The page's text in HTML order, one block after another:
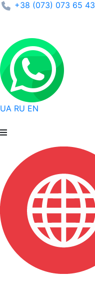
+38 (073) 073 65 43
UA RU EN